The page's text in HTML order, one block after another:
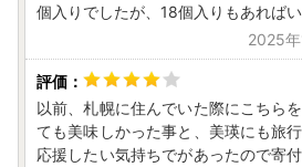
個入りでしたが、18個入りもあれば
2025
以前、札幌に住んでいた際にこちら
ても美味しかった事と、美瑛にも旅
応援したい気持ちでがあったので寄